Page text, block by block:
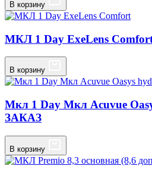
В корзину
МКЛ 1 Day ExeLens
В корзину
Мкл 1 Day Мкл Acuvue
ЗАКАЗ
В корзину